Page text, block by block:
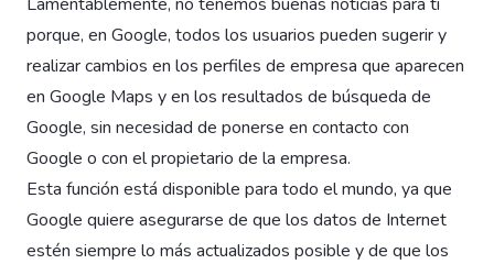
porque, en Google, todos los usuarios pueden sugerir y
realizar cambios en los perfiles de empresa que aparecen
en Google Maps y en los resultados de búsqueda de
Google, sin necesidad de ponerse en contacto con
Google o con el propietario de la empresa.
Esta función está disponible para todo el mundo, ya que
Google quiere asegurarse de que los datos de Internet
estén siempre lo más actualizados posible y de que los